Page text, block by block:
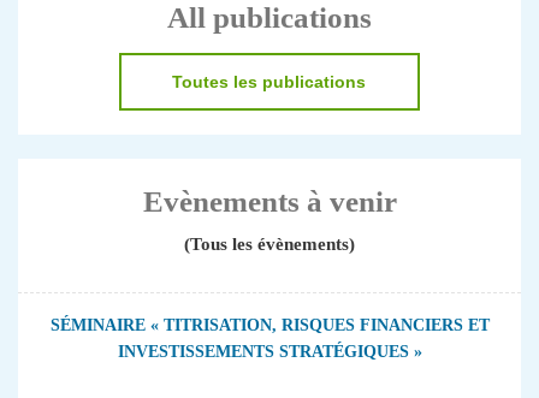
All publications
Toutes les publications
Evènements à venir
(Tous les évènements)
SÉMINAIRE « TITRISATION, RISQUES FINANCIERS ET
INVESTISSEMENTS STRATÉGIQUES »